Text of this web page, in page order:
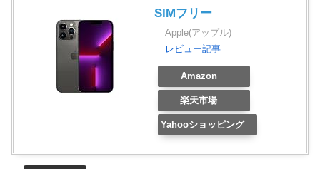
SIMフリー
Apple(アップル)
レビュー記事
Amazon
楽天市場
Yahooショッピング